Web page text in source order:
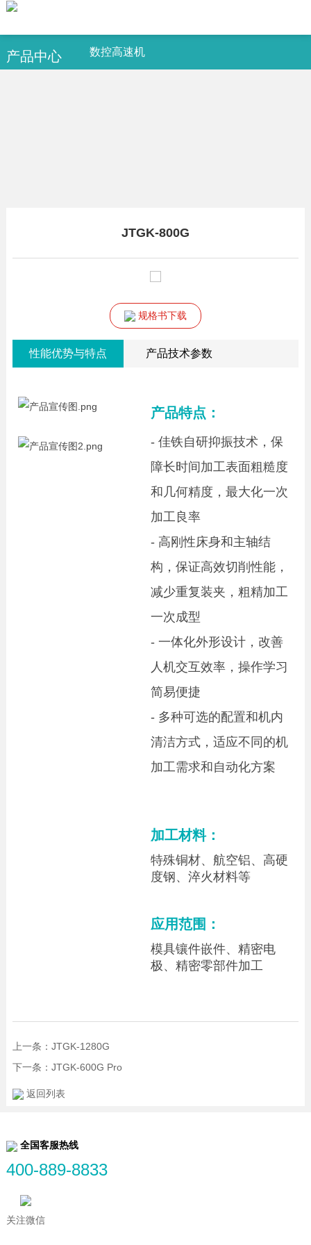
产品中心 数控高速机
JTGK-800G
规格书下载
性能优势与特点 产品技术参数
产品特点：
- 佳铁自研抑振技术，保
障长时间加工表面粗糙度
和几何精度，最大化一次
加工良率
- 高刚性床身和主轴结
构，保证高效切削性能，
减少重复装夹，粗精加工
一次成型
- 一体化外形设计，改善
人机交互效率，操作学习
简易便捷
- 多种可选的配置和机内
清洁方式，适应不同的机
加工需求和自动化方案
加工材料：
特殊铜材、航空铝、高硬
度钢、淬火材料等
应用范围：
模具镶件嵌件、精密电
极、精密零部件加工
上一条：JTGK-1280G
下一条：JTGK-600G Pro
返回列表
全国客服热线
400-889-8833
关注微信